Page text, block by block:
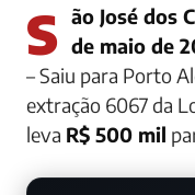
São José dos Campos (SP), quarta-feira, 20 de maio de
– Saiu para Porto
extração 6067 da
leva R$ 500 mil